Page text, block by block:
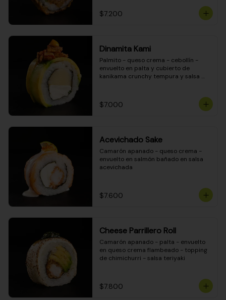
$7.200
Dinamita Kami
Palmito - queso crema - cebollín -
envuelto en palta y cubierto de
kanikama crunchy tempura y salsa
$7.000
Acevichado Sake
Camarón apanado - queso crema -
envuelto en salmón bañado en salsa
acevichada
$7.600
Cheese Parrillero Roll
Camarón apanado - palta - envuelto
en queso crema flambeado - topping
de chimichurri - salsa teriyaki
$7.800